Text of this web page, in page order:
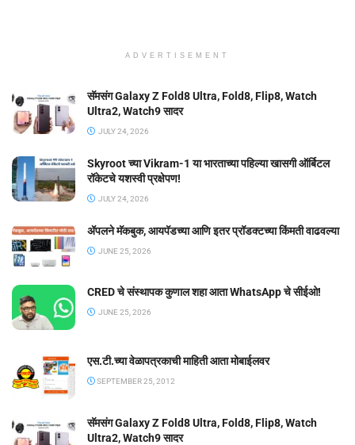
ADVERTISEMENT
सॅमसंग Galaxy Z Fold8 Ultra, Fold8, Flip8, Watch
Ultra2, Watch9 सादर
JULY 24, 2026
Skyroot च्या Vikram-1 या भारताच्या पहिल्या खासगी ऑर्बिटल
रॉकेटचे यशस्वी प्रक्षेपण!
JULY 24, 2026
ॲपलने मॅकबुक, आयपॅडच्या आणि इतर प्रॉडक्टच्या किंमती वाढवल्या
JUNE 25, 2026
CRED चे संस्थापक कुणाल शहा आता WhatsApp चे सीईओ!
JUNE 25, 2026
एस.टी.च्या वेळापत्रकाची माहिती आता मोबाईलवर
SEPTEMBER 25, 2012
सॅमसंग Galaxy Z Fold8 Ultra, Fold8, Flip8, Watch
Ultra2, Watch9 सादर